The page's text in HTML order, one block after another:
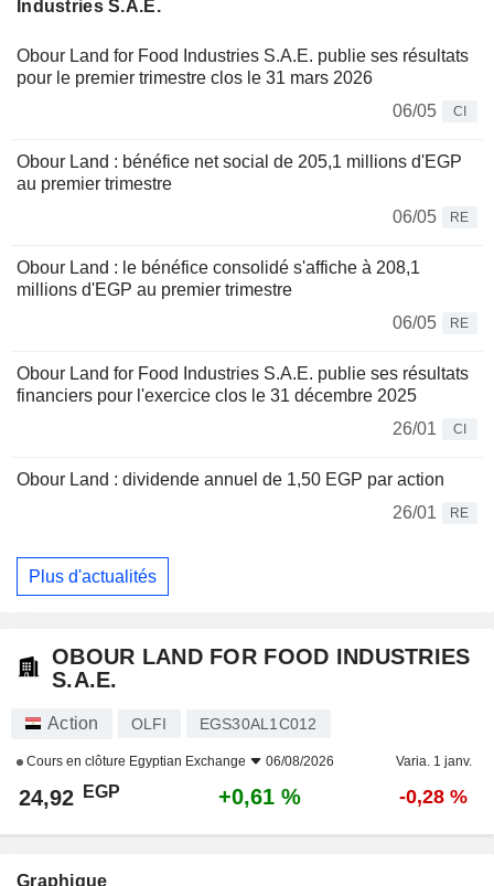
Industries S.A.E.
Obour Land for Food Industries S.A.E. publie ses résultats
pour le premier trimestre clos le 31 mars 2026
06/05
CI
Obour Land : bénéfice net social de 205,1 millions d'EGP
au premier trimestre
06/05
RE
Obour Land : le bénéfice consolidé s'affiche à 208,1
millions d'EGP au premier trimestre
06/05
RE
Obour Land for Food Industries S.A.E. publie ses résultats
financiers pour l'exercice clos le 31 décembre 2025
26/01
CI
Obour Land : dividende annuel de 1,50 EGP par action
26/01
RE
Plus d'actualités
OBOUR LAND FOR FOOD INDUSTRIES
S.A.E.
Action OLFI EGS30AL1C012
Cours en clôture Egyptian Exchange 06/08/2026 Varia. 1 janv.
24,92 EGP +0,61 % -0,28 %
Graphique